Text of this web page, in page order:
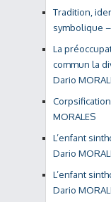
Tradition,
symbolique
La
commun la
Dario
MORALES
L’enfant
Dario
L’enfant
Dario